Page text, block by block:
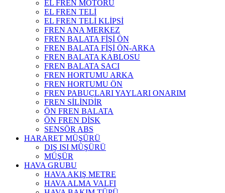
EL FREN MOTORU
EL FREN TELİ
EL FREN TELİ KLİPSİ
FREN ANA MERKEZ
FREN BALATA FİŞİ ÖN
FREN BALATA FİŞİ ÖN-ARKA
FREN BALATA KABLOSU
FREN BALATA SACI
FREN HORTUMU ARKA
FREN HORTUMU ÖN
FREN PABUÇLARI YAYLARI ONARIM
FREN SİLİNDİR
ÖN FREN BALATA
ÖN FREN DİSK
SENSÖR ABS
HARARET MÜŞÜRÜ
DIŞ ISI MÜŞÜRÜ
MÜŞÜR
HAVA GRUBU
HAVA AKIŞ METRE
HAVA ALMA VALFI